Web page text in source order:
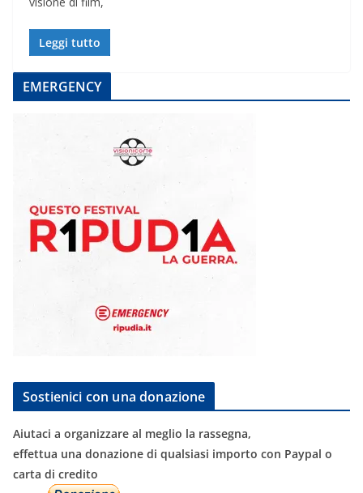
Leggi tutto
EMERGENCY
Sostienici con una donazione
Aiutaci a organizzare al meglio la rassegna,
effettua una donazione di qualsiasi importo con Paypal o
carta di credito